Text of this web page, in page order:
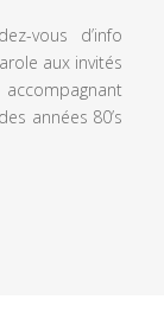
vous d’info
aux invités
années 80’s